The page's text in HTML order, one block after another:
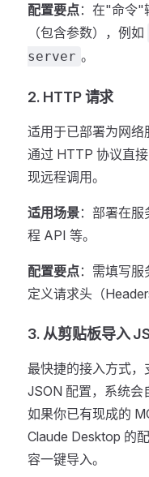
配置要点：在"命令"
（包含参数），例如
server 。
2. HTTP 请求
适用于已部署为网
通过 HTTP 协议直
现远程调用。
适用场景：部署在
程 API 等。
配置要点：需填写
定义请求头（
3. 从剪贴板导入
最快捷的接入方式
JSON 配置，系统会
如果你已有现成的
Claude Desktop 的
容一键导入。